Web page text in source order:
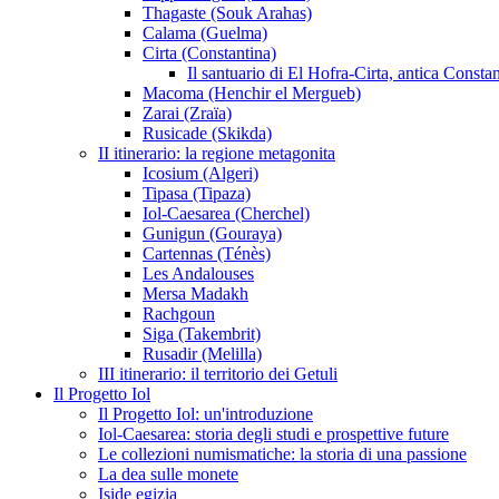
Thagaste (Souk Arahas)
Calama (Guelma)
Cirta (Constantina)
Il santuario di El Hofra-Cirta, antica
Macoma (Henchir el Mergueb)
Zarai (Zraïa)
Rusicade (Skikda)
II itinerario: la regione metagonita
Icosium (Algeri)
Tipasa (Tipaza)
Iol-Caesarea (Cherchel)
Gunigun (Gouraya)
Cartennas (Ténès)
Les Andalouses
Mersa Madakh
Rachgoun
Siga (Takembrit)
Rusadir (Melilla)
III itinerario: il territorio dei Getuli
Il Progetto Iol
Il Progetto Iol: un'introduzione
Iol-Caesarea: storia degli studi e prospettive future
Le collezioni numismatiche: la storia di una passione
La dea sulle monete
Iside egizia